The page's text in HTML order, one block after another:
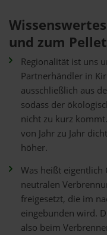
und zum
Regionalität ist uns
Partnerhändler in
ausschließlich aus
sodass der
nicht zu kurz
von Jahr zu Jahr
höher.
Was heißt eigentlich
neutralen
freigesetzt, die im
eingebunden wird.
also beim